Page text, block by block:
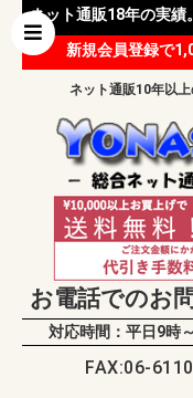
ネット通販18年の実績
ーブル等 様々な
新規会員登録で
ネット通販10年以
お電話でのお
対応時間：平日9時
FAX:06-